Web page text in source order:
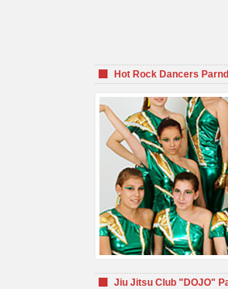
Hot Rock Dancers
Jiu Jitsu Club "DOJO"